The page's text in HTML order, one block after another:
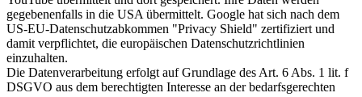
gegebenenfalls in die USA übermittelt. Google hat sich nach dem
US-EU-Datenschutzabkommen "Privacy Shield" zertifiziert und
damit verpflichtet, die europäischen Datenschutzrichtlinien
einzuhalten.
Die Datenverarbeitung erfolgt auf Grundlage des Art. 6 Abs. 1 lit. f
DSGVO aus dem berechtigten Interesse an der bedarfsgerechten